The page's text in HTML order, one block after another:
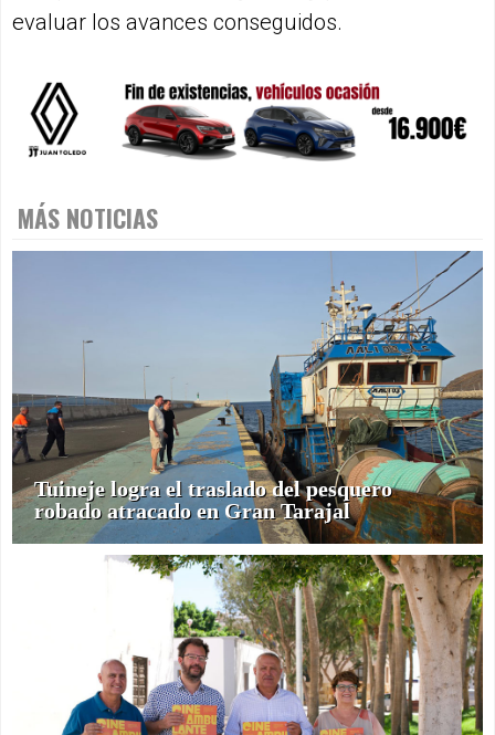
evaluar los avances conseguidos.
MÁS NOTICIAS
Tuineje logra el traslado del pesquero
robado atracado en Gran Tarajal